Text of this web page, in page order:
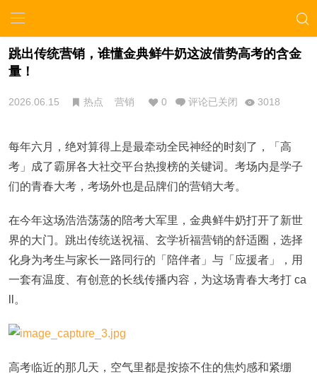
跳出传统营销，谁懂金典鲜牛奶这波借势高考的含金
量！
2026.06.15 热点 营销 0 评论已关闭 3018
每年六月，绝对算得上是最牵动全民神经的时刻了，「高
考」成了霸屏各大社交平台热搜榜的关键词。考场内是学子
们的青春大考，考场外也是品牌们的营销大考。
在今年这场浩浩荡荡的陪考大军里，金典鲜牛奶打开了新世
界的大门。跳出传统送祝福、玄学祈福营销的舒适圈，选择
化身为考生与家长一路同行的「陪伴者」与「应援者」，用
一套有温度、有创意的长线传播内容，为这场青春大考打 ca
ll。
高考临近的那几天，空气里都是按捺不住的焦灼感和紧绷